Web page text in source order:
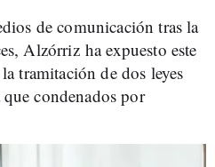
de comunicación tras la
Alzórriz ha expuesto este
tramitación de dos leyes
condenados por